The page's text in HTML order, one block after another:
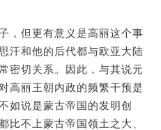
，但更有意义是高丽这个事
汗和他的后代都与欧亚大陆
密切关系。因此，与其说元
高丽王朝内政的频繁干预是
如说是蒙古帝国的发明创
比不上蒙古帝国领土之大、